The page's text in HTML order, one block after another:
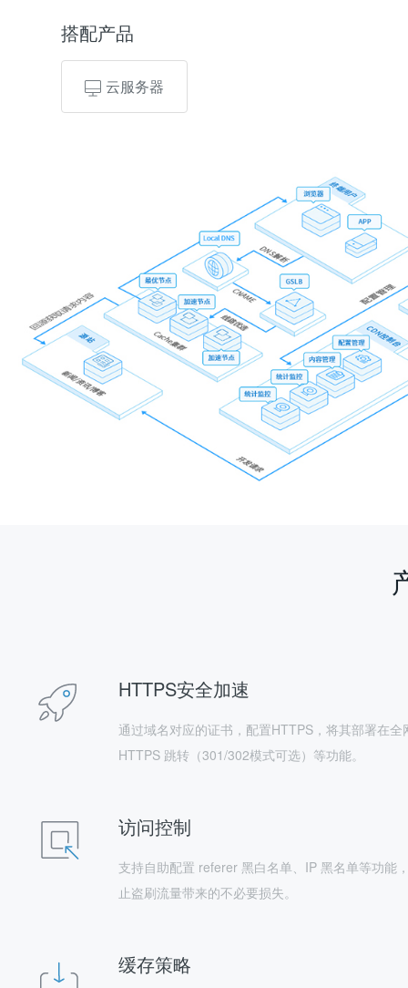
搭配产品
云服务器
HTTPS安全加速
通过域名对应的证书，配置HTTPS，将其部署在
HTTPS 跳转（301/302模式可选）等功能。
访问控制
支持自助配置 referer 黑白名单、IP 黑名单等功能
止盗刷流量带来的不必要损失。
缓存策略